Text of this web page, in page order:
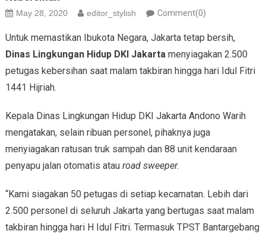
May 28, 2020 editor_stylish Comment(0)
Untuk memastikan Ibukota Negara, Jakarta tetap bersih,
Dinas Lingkungan Hidup DKI Jakarta menyiagakan 2.500
petugas kebersihan saat malam takbiran hingga hari Idul Fitri
1441 Hijriah.
Kepala Dinas Lingkungan Hidup DKI Jakarta Andono Warih
mengatakan, selain ribuan personel, pihaknya juga
menyiagakan ratusan truk sampah dan 88 unit kendaraan
penyapu jalan otomatis atau road sweeper.
“Kami siagakan 50 petugas di setiap kecamatan. Lebih dari
2.500 personel di seluruh Jakarta yang bertugas saat malam
takbiran hingga hari H Idul Fitri. Termasuk TPST Bantargebang